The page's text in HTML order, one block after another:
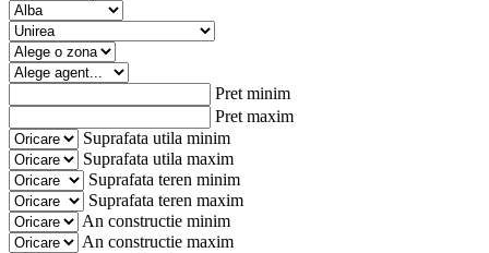
Pret minim
Pret maxim
Suprafata utila minim
Suprafata utila maxim
Suprafata teren minim
Suprafata teren maxim
An constructie minim
An constructie maxim